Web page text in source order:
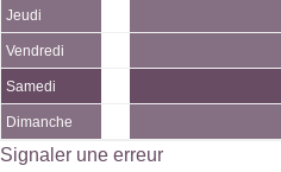
Jeudi
Vendredi
Samedi
Dimanche
Signaler une erreur